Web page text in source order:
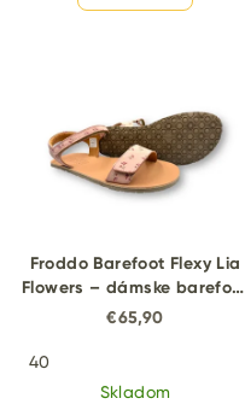
Froddo Barefoot Flexy Lia
Flowers – dámske barefoot
sandále
€65,90
40
Skladom